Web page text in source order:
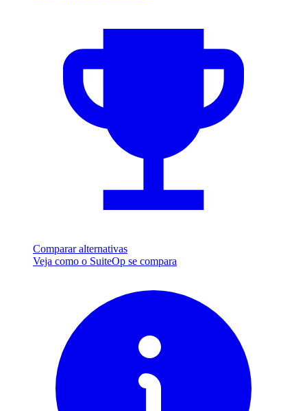
Comparar alternativas
Veja como o SuiteOp se compara